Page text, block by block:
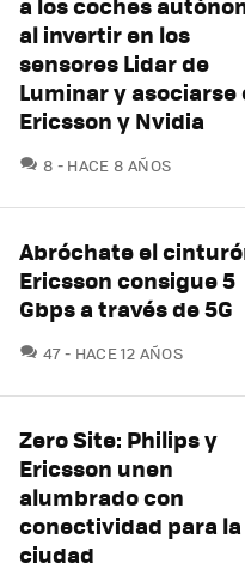
al invertir en los
sensores Lidar de
Luminar y asociarse
Ericsson y Nvidia
8 COMENTARIOS
HACE 8 AÑOS
Abróchate el
Ericsson consigue 5
Gbps a través de 5G
47COMENTARIOS
HACE 12 AÑOS
Zero Site: Philips y
Ericsson unen
alumbrado con
conectividad para la
ciudad